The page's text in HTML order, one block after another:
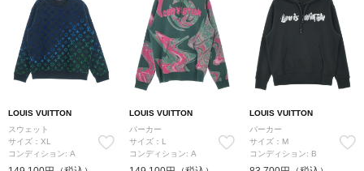
LOUIS VUITTON
スウェット
サイズ：XL
コンディション: A
LOUIS VUITTON
パーカー
サイズ：L
コンディション: A
LOUIS VUITTON
パーカー
サイズ：M
コンディション: B